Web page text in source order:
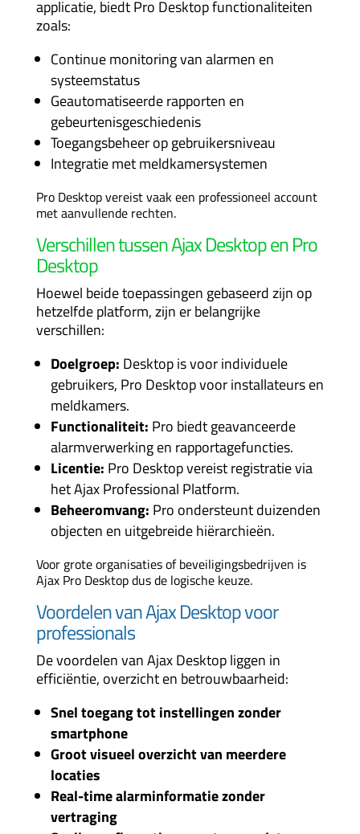
applicatie, biedt Pro Desktop functionaliteiten
zoals:
Continue monitoring van alarmen en
systeemstatus
Geautomatiseerde rapporten en
gebeurtenisgeschiedenis
Toegangsbeheer op gebruikersniveau
Integratie met meldkamersystemen
Pro Desktop vereist vaak een professioneel account
met aanvullende rechten.
Verschillen tussen Ajax Desktop en Pro
Desktop
Hoewel beide toepassingen gebaseerd zijn op
hetzelfde platform, zijn er belangrijke
verschillen:
Doelgroep: Desktop is voor individuele
gebruikers, Pro Desktop voor installateurs en
meldkamers.
Functionaliteit: Pro biedt geavanceerde
alarmverwerking en rapportagefuncties.
Licentie: Pro Desktop vereist registratie via
het Ajax Professional Platform.
Beheeromvang: Pro ondersteunt duizenden
objecten en uitgebreide hiërarchieën.
Voor grote organisaties of beveiligingsbedrijven is
Ajax Pro Desktop dus de logische keuze.
Voordelen van Ajax Desktop voor
professionals
De voordelen van Ajax Desktop liggen in
efficiëntie, overzicht en betrouwbaarheid:
Snel toegang tot instellingen zonder
smartphone
Groot visueel overzicht van meerdere
locaties
Real-time alarminformatie zonder
vertraging